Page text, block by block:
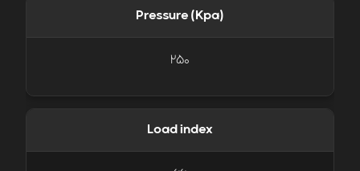
Pressure (Kpa)
250
Load index